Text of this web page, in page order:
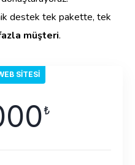
destek tek pakette, tek
müşteri.
SITESI
₺